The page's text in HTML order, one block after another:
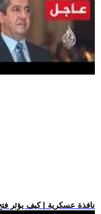
.. نافذة عسكرية | كيف يؤثر